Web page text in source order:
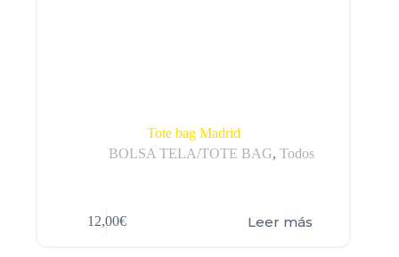
Tote bag Madrid
BOLSA TELA/TOTE BAG, Todos
12,00€ Leer más